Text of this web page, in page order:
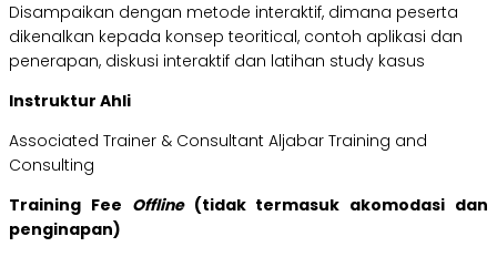
Disampaikan dengan metode interaktif, dimana peserta
dikenalkan kepada konsep teoritical, contoh aplikasi dan
penerapan, diskusi interaktif dan latihan study kasus
Instruktur Ahli
Associated Trainer & Consultant Aljabar Training and
Consulting
Training Fee Offline (tidak termasuk akomodasi dan
penginapan)